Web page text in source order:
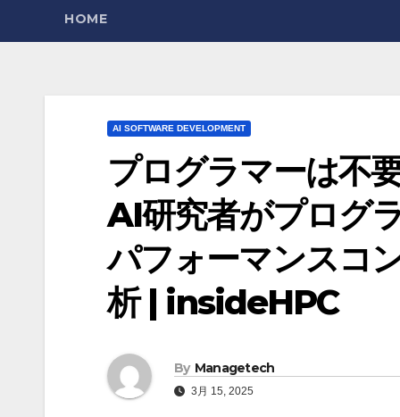
HOME
AI SOFTWARE DEVELOPMENT
プログラマーは不
AI研究者がプログ
パフォーマンスコ
析 | insideHPC
By Managetech
3月 15, 2025